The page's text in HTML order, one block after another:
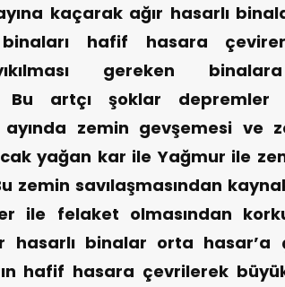
kaçarak ağır hasarlı
hafif hasara
gereken binalara
Bu artçı şoklar
zemin gevşemesi ve
yağan kar ile Yağmur ile
zemin savılaşmasından
ile felaket olmasından
hasarlı binalar orta hasar’a
hafif hasara çevrilerek